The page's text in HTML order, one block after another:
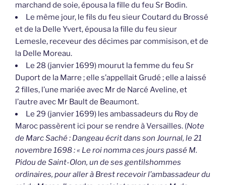
marchand de soie, épousa la fille du feu Sr Bodin.
Le même jour, le fils du feu sieur Coutard du Brossé
et de la Delle Yvert, épousa la fille du feu sieur
Lemesle, receveur des décimes par commisison, et de
la Delle Moreau.
Le 28 (janvier 1699) mourut la femme du feu Sr
Duport de la Marre ; elle s’appellait Grudé ; elle a laissé
2 filles, l’une mariée avec Mr de Narcé Aveline, et
l’autre avec Mr Bault de Beaumont.
Le 29 (janvier 1699) les ambassadeurs du Roy de
Maroc passèrent ici pour se rendre à Versailles. (Note
de Marc Saché : Dangeau écrit dans son Journal, le 21
novembre 1698 : « Le roi nomma ces jours passé M.
Pidou de Saint-Olon, un de ses gentilshommes
ordinaires, pour aller à Brest recevoir l’ambassadeur du